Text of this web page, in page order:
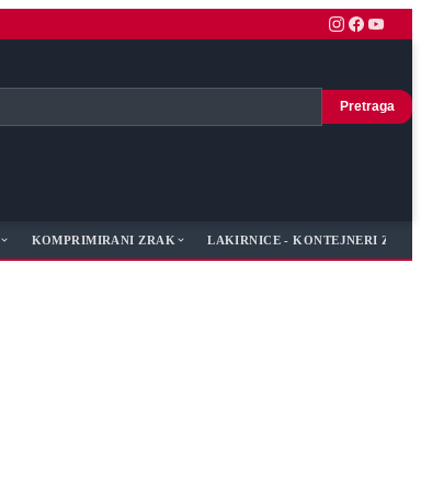
Pretraga
KOMPRIMIRANI ZRAK LAKIRNICE - KONTEJNERI ZA